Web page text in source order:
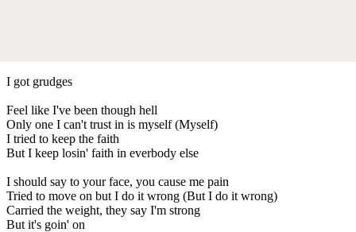
I got grudges
Feel like I've been though hell
Only one I can't trust in is myself (Myself)
I tried to keep the faith
But I keep losin' faith in everbody else
I should say to your face, you cause me pain
Tried to move on but I do it wrong (But I do it wrong)
Carried the weight, they say I'm strong
But it's goin' on